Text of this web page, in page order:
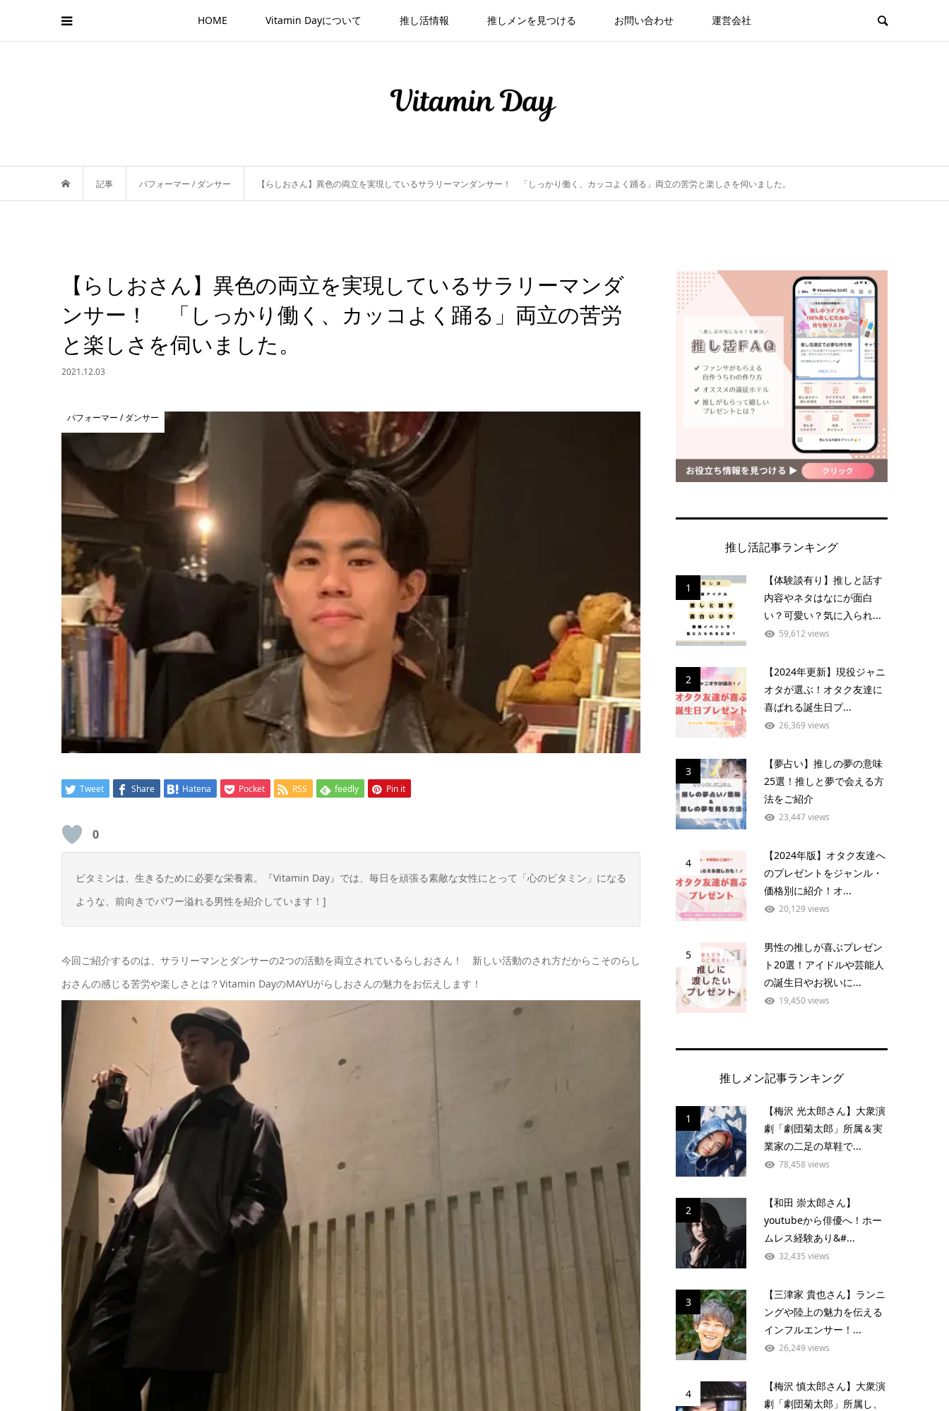
HOME Vitamin Dayについて 推し活情報 推しメンを見つける お問い合わせ 運営会社
記事 パフォーマー / ダンサー 【らしおさん】異色の両立を実現しているサラリーマンダンサー！ 「しっかり働く、カッコよく踊る」両立の苦労と楽しさを伺いました。
【らしおさん】異色の両立を実現しているサラリーマンダ
ンサー！ 「しっかり働く、カッコよく踊る」両立の苦労
と楽しさを伺いました。
2021.12.03
パフォーマー / ダンサー
Tweet Share Hatena Pocket RSS feedly Pin it
0
ビタミンは、生きるために必要な栄養素。『Vitamin Day』では、毎日を頑張る素敵な女性にとって「心のビタミン」になる
ような、前向きでパワー溢れる男性を紹介しています！]
今回ご紹介するのは、サラリーマンとダンサーの2つの活動を両立されているらしおさん！ 新しい活動のされ方だからこそのらし
おさんの感じる苦労や楽しさとは？Vitamin DayのMAYUがらしおさんの魅力をお伝えします！
推し活記事ランキング
1
【体験談有り】推しと話す
内容やネタはなにが面白
い？可愛い？気に入られ...
59,612 views
2
【2024年更新】現役ジャニ
オタが選ぶ！オタク友達に
喜ばれる誕生日プ...
26,369 views
3
【夢占い】推しの夢の意味
25選！推しと夢で会える方
法をご紹介
23,447 views
4
【2024年版】オタク友達へ
のプレゼントをジャンル・
価格別に紹介！オ...
20,129 views
5
男性の推しが喜ぶプレゼン
ト20選！アイドルや芸能人
の誕生日やお祝いに...
19,450 views
推しメン記事ランキング
1
【梅沢 光太郎さん】大衆演
劇「劇団菊太郎」所属＆実
業家の二足の草鞋で...
78,458 views
2
【和田 崇太郎さん】
youtubeから俳優へ！ホー
ムレス経験あり&#...
32,435 views
3
【三津家 貴也さん】ランニ
ングや陸上の魅力を伝える
インフルエンサー！...
26,249 views
4
【梅沢 慎太郎さん】大衆演
劇「劇団菊太郎」所属し、